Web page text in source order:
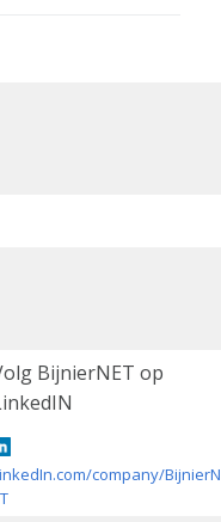
BijnierNET op
company/BijnierN